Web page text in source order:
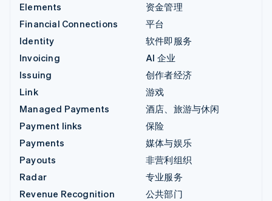
Elements
Financial Connections
Identity
Invoicing
Issuing
Link
Managed Payments
Payment links
Payments
Payouts
Radar
Revenue Recognition
资金管理
平台
软件即服务
AI 企业
创作者经济
游戏
酒店、旅游与休闲
保险
媒体与娱乐
非营利组织
专业服务
公共部门